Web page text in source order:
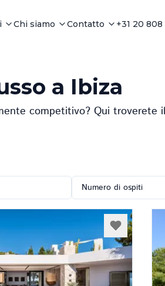
Chi siamo Contatto +31 20 808
a Ibiza
competitivo? Qui
Numero di ospiti